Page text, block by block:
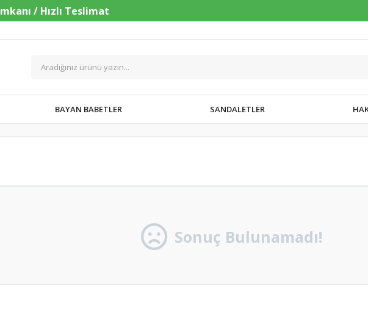
BAYAN BABETLER SANDALETLER
Sonuç Bulunamadı!